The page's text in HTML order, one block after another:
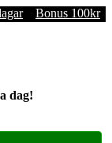
Bonus 100kr
dag!